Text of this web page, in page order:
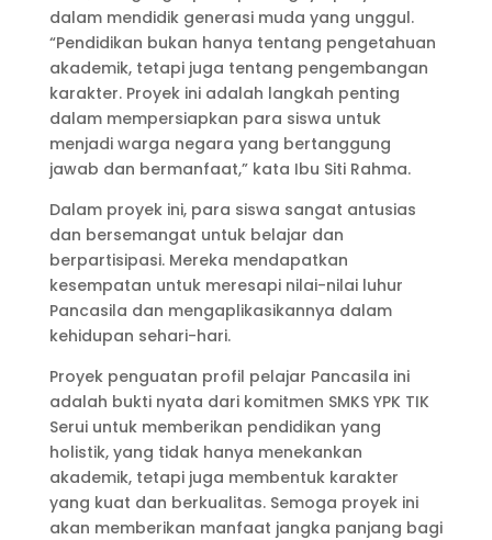
dalam mendidik generasi muda yang unggul.
“Pendidikan bukan hanya tentang pengetahuan
akademik, tetapi juga tentang pengembangan
karakter. Proyek ini adalah langkah penting
dalam mempersiapkan para siswa untuk
menjadi warga negara yang bertanggung
jawab dan bermanfaat,” kata Ibu Siti Rahma.
Dalam proyek ini, para siswa sangat antusias
dan bersemangat untuk belajar dan
berpartisipasi. Mereka mendapatkan
kesempatan untuk meresapi nilai-nilai luhur
Pancasila dan mengaplikasikannya dalam
kehidupan sehari-hari.
Proyek penguatan profil pelajar Pancasila ini
adalah bukti nyata dari komitmen SMKS YPK TIK
Serui untuk memberikan pendidikan yang
holistik, yang tidak hanya menekankan
akademik, tetapi juga membentuk karakter
yang kuat dan berkualitas. Semoga proyek ini
akan memberikan manfaat jangka panjang bagi